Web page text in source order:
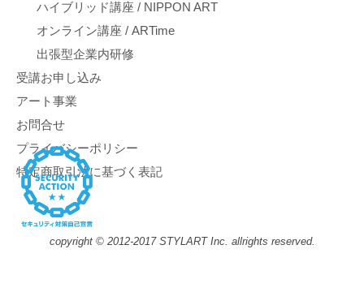
ハイブリッド講座 / NIPPON ART
オンライン講座 / ARTime
出張型企業内研修
受講お申し込み
アート事業
お問合せ
プライバシーポリシー
特定商取引法に基づく表記
copyright © 2012-2017 STYLART Inc. allrights reserved.